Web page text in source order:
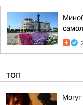
ТОП